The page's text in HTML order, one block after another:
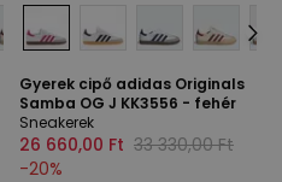
Gyerek cipő adidas Originals
Samba OG J KK3556 - fehér
Sneakerek
26 660,00 Ft 33 330,00 Ft
-20%